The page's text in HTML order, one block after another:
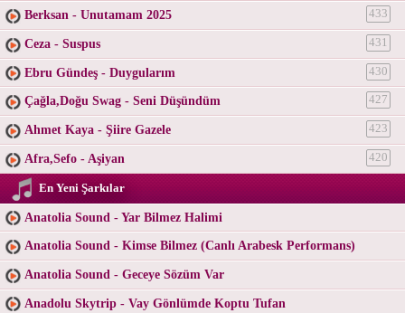
Berksan - Unutamam 2025 433
Ceza - Suspus 431
Ebru Gündeş - Duygularım 430
Çağla,Doğu Swag - Seni Düşündüm 427
Ahmet Kaya - Şiire Gazele 423
Afra,Sefo - Aşiyan 420
En Yeni Şarkılar
Anatolia Sound - Yar Bilmez Halimi
Anatolia Sound - Kimse Bilmez (Canlı Arabesk Performans)
Anatolia Sound - Geceye Sözüm Var
Anadolu Skytrip - Vay Gönlümde Koptu Tufan